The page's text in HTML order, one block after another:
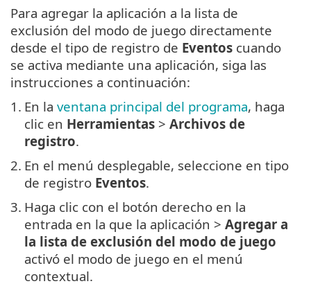
Para agregar la aplicación a la lista de
exclusión del modo de juego directamente
desde el tipo de registro de Eventos cuando
se activa mediante una aplicación, siga las
instrucciones a continuación:
1. En la ventana principal del programa, haga
clic en Herramientas > Archivos de
registro.
2. En el menú desplegable, seleccione en tipo
de registro Eventos.
3. Haga clic con el botón derecho en la
entrada en la que la aplicación > Agregar a
la lista de exclusión del modo de juego
activó el modo de juego en el menú
contextual.